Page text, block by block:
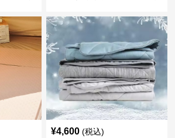
¥4,600 (税込)